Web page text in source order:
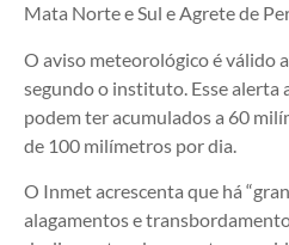
Mata Norte e Sul e Agrete de
O aviso meteorológico é válido
segundo o instituto. Esse alerta
podem ter acumulados a 60
de 100 milímetros por dia.
O Inmet acrescenta que há
alagamentos e